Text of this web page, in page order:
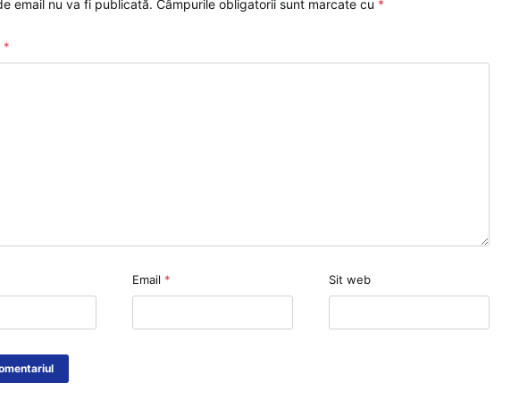
email nu va fi publicată. Câmpurile obligatorii sunt marcate cu *
*
Email * Sit web